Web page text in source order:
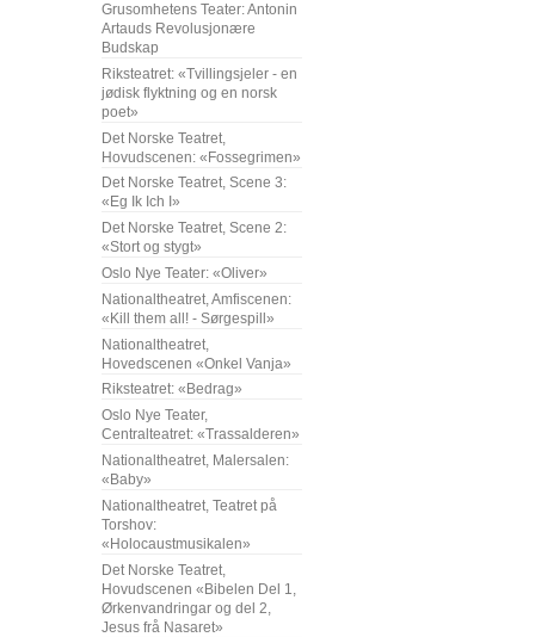
Grusomhetens Teater: Antonin
Artauds Revolusjonære
Budskap
Riksteatret: «Tvillingsjeler - en
jødisk flyktning og en norsk
poet»
Det Norske Teatret,
Hovudscenen: «Fossegrimen»
Det Norske Teatret, Scene 3:
«Eg Ik Ich I»
Det Norske Teatret, Scene 2:
«Stort og stygt»
Oslo Nye Teater: «Oliver»
Nationaltheatret, Amfiscenen:
«Kill them all! - Sørgespill»
Nationaltheatret,
Hovedscenen «Onkel Vanja»
Riksteatret: «Bedrag»
Oslo Nye Teater,
Centralteatret: «Trassalderen»
Nationaltheatret, Malersalen:
«Baby»
Nationaltheatret, Teatret på
Torshov:
«Holocaustmusikalen»
Det Norske Teatret,
Hovudscenen «Bibelen Del 1,
Ørkenvandringar og del 2,
Jesus frå Nasaret»